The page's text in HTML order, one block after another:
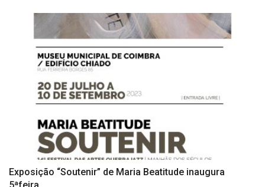
Exposição “Soutenir” de Maria Beatitude inaugura